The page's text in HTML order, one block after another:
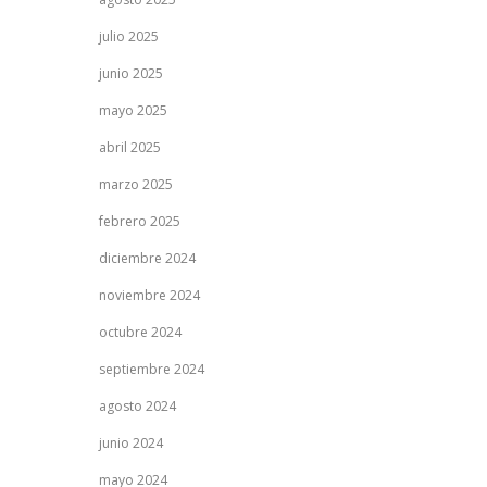
julio 2025
junio 2025
mayo 2025
abril 2025
marzo 2025
febrero 2025
diciembre 2024
noviembre 2024
octubre 2024
septiembre 2024
agosto 2024
junio 2024
mayo 2024